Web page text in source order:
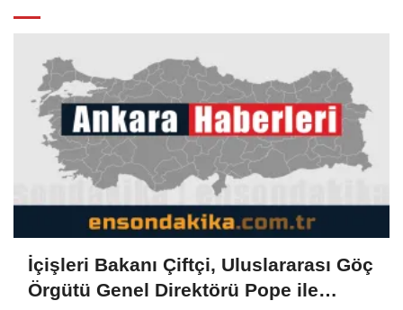
İçişleri Bakanı Çiftçi, Uluslararası Göç
Örgütü Genel Direktörü Pope ile